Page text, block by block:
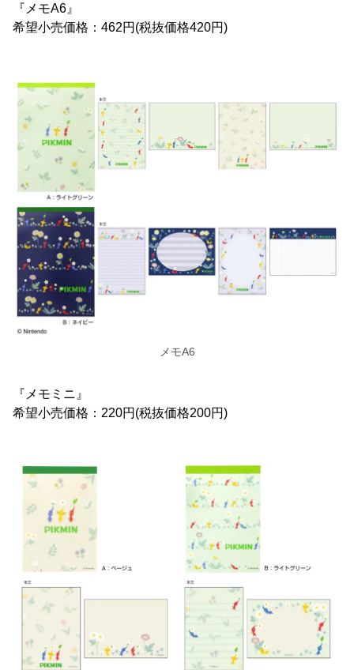
『メモA6』
希望小売価格：462円(税抜価格420円)
メモA6
『メモミニ』
希望小売価格：220円(税抜価格200円)